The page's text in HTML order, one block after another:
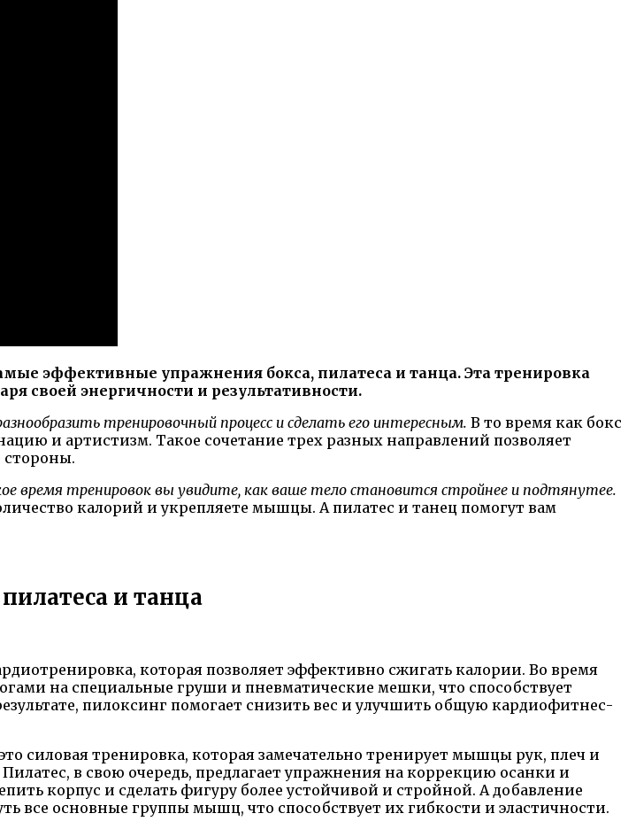
эффективные упражнения бокса, пилатеса и танца. Эта тренировка
своей энергичности и результативности.
тренировочный процесс и сделать его интересным. В то время как бокс
и артистизм. Такое сочетание трех разных направлений позволяет
стороны.
время тренировок вы увидите, как ваше тело становится стройнее и подтянутее.
калорий и укрепляете мышцы. А пилатес и танец помогут вам
и танца
которая позволяет эффективно сжигать калории. Во время
на специальные груши и пневматические мешки, что способствует
пилоксинг помогает снизить вес и улучшить общую кардиофитнес-
силовая тренировка, которая замечательно тренирует мышцы рук, плеч и
в свою очередь, предлагает упражнения на коррекцию осанки и
корпус и сделать фигуру более устойчивой и стройной. А добавление
все основные группы мышц, что способствует их гибкости и эластичности.